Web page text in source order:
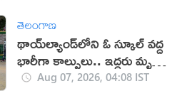
తెలంగాణ
థాయ్‌ల్యాండ్‌లోని ఓ స్కూల్‌ వద్ద
భారీగా కాల్పులు.. ఇద్దరు మృతి
(వీడియో)
Aug 07, 2026, 04:08 IST